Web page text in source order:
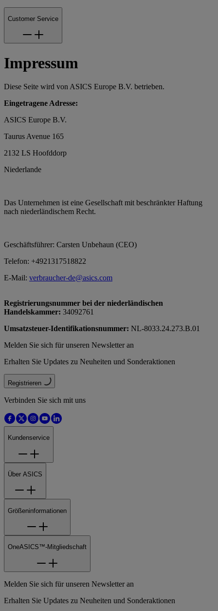
Customer Service
Impressum
Diese Seite wird von ASICS Europe B.V. betrieben.
Eingetragene Adresse:
ASICS Europe B.V.
Taurus Avenue 165
2132 LS Hoofddorp
Niederlande
Das Unternehmen ist eine Gesellschaft mit beschränkter Haftung
nach niederländischem Recht.
Geschäftsführer: Carsten Unbehaun (CEO)
Telefon: +4921317518822
E-Mail: verbraucher-de@asics.com
Registrierungsnummer bei der niederländischen
Handelskammer: 34092761
Umsatzsteuer-Identifikationsnummer: NL-8033.24.273.B.01
Melden Sie sich für unseren Newsletter an
Erhalten Sie Updates zu Neuheiten und Sonderaktionen
Registrieren
Verbinden Sie sich mit uns
Kundenservice
Über ASICS
Größeninformationen
OneASICS™-Mitgliedschaft
Melden Sie sich für unseren Newsletter an
Erhalten Sie Updates zu Neuheiten und Sonderaktionen